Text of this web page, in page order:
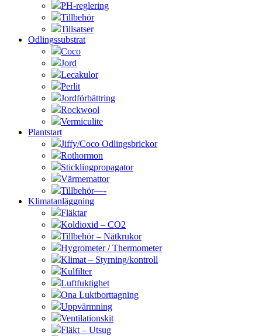
PH-reglering
Tillbehör
Tillsatser
Odlingssubstrat
Coco
Jord
Lecakulor
Perlit
Jordförbättring
Rockwool
Vermiculite
Plantstart
Jiffy/Coco Odlingsbrickor
Rothormon
Sticklingpropagator
Värmemattor
Tillbehör—-
Klimatanläggning
Fläktar
Koldioxid – CO2
Tillbehör – Nätkrukor
Hygrometer / Thermometer
Klimat – Styrning/kontroll
Kulfilter
Luftfuktighet
Ona Luktborttagning
Uppvärmning
Ventilationskit
Fläkt – Utsug